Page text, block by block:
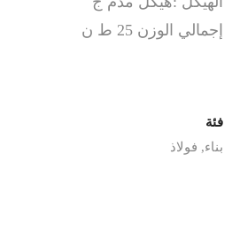
إجمالي الوزن 25 ط ن
فئة
بناء, فولاذ